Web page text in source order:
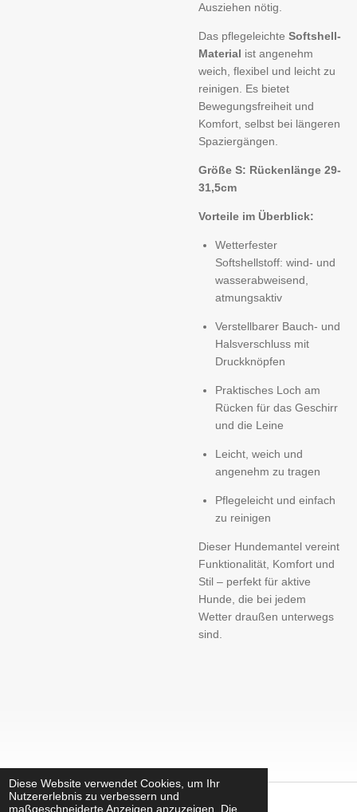
Diese Website verwendet Cookies, um Ihr
Nutzererlebnis zu verbessern und
maßgeschneiderte Anzeigen anzuzeigen. Die
Ausziehen nötig.
Das pflegeleichte Softshell-
Material ist angenehm
weich, flexibel und leicht zu
reinigen. Es bietet
Bewegungsfreiheit und
Komfort, selbst bei längeren
Spaziergängen.
Größe S: Rückenlänge 29-
31,5cm
Vorteile im Überblick:
Wetterfester
Softshellstoff: wind- und
wasserabweisend,
atmungsaktiv
Verstellbarer Bauch- und
Halsverschluss mit
Druckknöpfen
Praktisches Loch am
Rücken für das Geschirr
und die Leine
Leicht, weich und
angenehm zu tragen
Pflegeleicht und einfach
zu reinigen
Dieser Hundemantel vereint
Funktionalität, Komfort und
Stil – perfekt für aktive
Hunde, die bei jedem
Wetter draußen unterwegs
sind.